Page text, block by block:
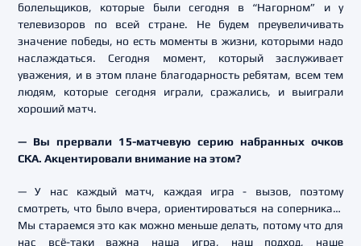
болельщиков, которые были сегодня в “Нагорном” и у
телевизоров по всей стране. Не будем преувеличивать
значение победы, но есть моменты в жизни, которыми надо
наслаждаться. Сегодня момент, который заслуживает
уважения, и в этом плане благодарность ребятам, всем тем
людям, которые сегодня играли, сражались, и выиграли
хороший матч.
— Вы прервали 15-матчевую серию набранных очков
СКА. Акцентировали внимание на этом?
— У нас каждый матч, каждая игра - вызов, поэтому
смотреть, что было вчера, ориентироваться на соперника…
Мы стараемся это как можно меньше делать, потому что для
нас всё-таки важна наша игра, наш подход, наше